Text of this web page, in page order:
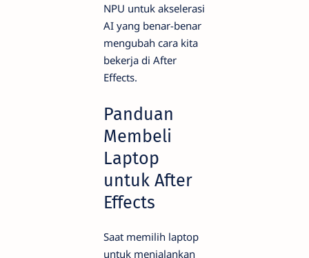
NPU untuk akselerasi
AI yang benar-benar
mengubah cara kita
bekerja di After
Effects.
Panduan
Membeli
Laptop
untuk After
Effects
Saat memilih laptop
untuk menjalankan